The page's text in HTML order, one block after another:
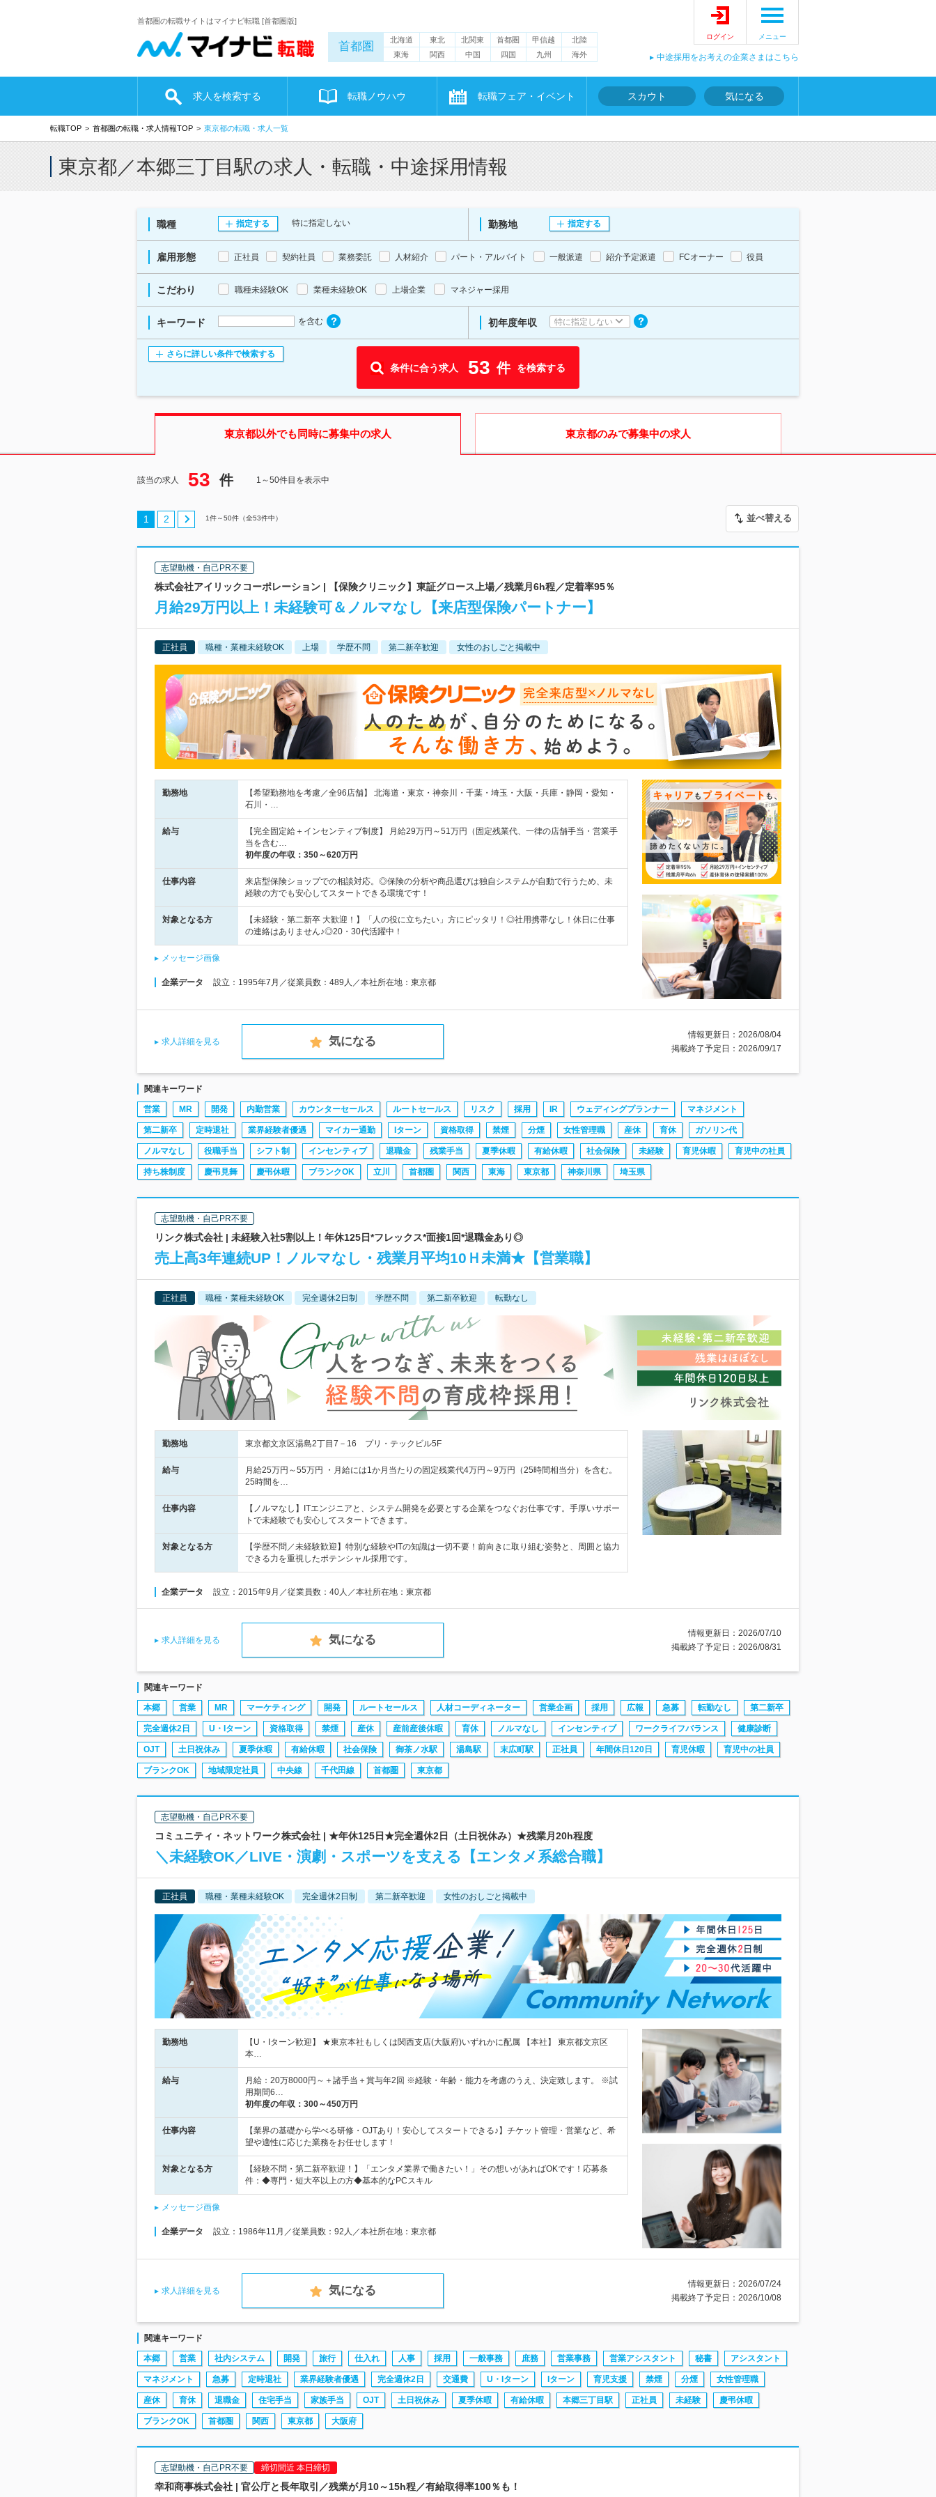
首都圏の転職サイトはマイナビ転職 [首都圏版]
首都圏 北海道 東北 北関東 首都圏 甲信越
北陸
東海
関西 中国 四国 九州 海外
ログイン メニュー
中途採用をお考えの企業さまはこちら
求人を検索する 転職ノウハウ 転職フェア・イベント スカウト 気になる
転職TOP 首都圏の転職・求人情報TOP 東京都の転職・求人一覧
東京都／本郷三丁目駅の求人・転職・中途採用情報
職種 指定する 特に指定しない 勤務地 指定する
雇用形態 正社員 契約社員 業務委託 人材紹介 パート・アルバイト 一般派遣 紹介予定派遣 FCオーナー 役員
こだわり 職種未経験OK 業種未経験OK 上場企業 マネジャー採用
キーワード を含む 初年度年収 特に指定しない
さらに詳しい条件で検索する
条件に合う求人 53 件 を検索する
東京都以外でも同時に募集中の求人 東京都のみで募集中の求人
該当の求人 53 件 1～50件目を表示中
1 2 1件～50件（全53件中） 並べ替える
志望動機・自己PR不要
株式会社アイリックコーポレーション | 【保険クリニック】東証グロース上場／残業月6h程／定着率95％
月給29万円以上！未経験可＆ノルマなし【来店型保険パートナー】
正社員 職種・業種未経験OK 上場 学歴不問 第二新卒歓迎 女性のおしごと掲載中
勤務地
【希望勤務地を考慮／全96店舗】 北海道・東京・神奈川・千葉・埼玉・大阪・兵庫・静岡・愛知・
石川・…
給与
【完全固定給＋インセンティブ制度】 月給29万円～51万円（固定残業代、一律の店舗手当・営業手
当を含む…
初年度の年収： 350～620万円
仕事内容
来店型保険ショップでの相談対応。◎保険の分析や商品選びは独自システムが自動で行うため、未
経験の方でも安心してスタートできる環境です！
対象となる方
【未経験・第二新卒 大歓迎！】「人の役に立ちたい」方にピッタリ！◎社用携帯なし！休日に仕事
の連絡はありません♪◎20・30代活躍中！
メッセージ画像
企業データ 設立：1995年7月／従業員数：489人／本社所在地：東京都
求人詳細を見る 気になる
情報更新日：2026/08/04
掲載終了予定日：2026/09/17
関連キーワード
営業 MR 開発 内勤営業 カウンターセールス ルートセールス リスク 採用 IR ウェディングプランナー マネジメント
第二新卒 定時退社 業界経験者優遇 マイカー通勤 Iターン 資格取得 禁煙 分煙 女性管理職 産休 育休 ガソリン代
ノルマなし 役職手当 シフト制 インセンティブ 退職金 残業手当 夏季休暇 有給休暇 社会保険 未経験 育児休暇 育児中の社員
持ち株制度 慶弔見舞 慶弔休暇 ブランクOK 立川 首都圏 関西 東海 東京都 神奈川県 埼玉県
志望動機・自己PR不要
リンク株式会社 | 未経験入社5割以上！年休125日*フレックス*面接1回*退職金あり◎
売上高3年連続UP！ノルマなし・残業月平均10Ｈ未満★【営業職】
正社員 職種・業種未経験OK 完全週休2日制 学歴不問 第二新卒歓迎 転勤なし
勤務地 東京都文京区湯島2丁目7－16 プリ・テックビル5F
給与
月給25万円～55万円 ・月給には1か月当たりの固定残業代4万円～9万円（25時間相当分）を含む。
25時間を…
仕事内容
【ノルマなし】ITエンジニアと、システム開発を必要とする企業をつなぐお仕事です。手厚いサポー
トで未経験でも安心してスタートできます。
対象となる方
【学歴不問／未経験歓迎】特別な経験やITの知識は一切不要！前向きに取り組む姿勢と、周囲と協力
できる力を重視したポテンシャル採用です。
企業データ 設立：2015年9月／従業員数：40人／本社所在地：東京都
求人詳細を見る 気になる
情報更新日：2026/07/10
掲載終了予定日：2026/08/31
関連キーワード
本郷 営業 MR マーケティング 開発 ルートセールス 人材コーディネーター 営業企画 採用 広報 急募 転勤なし 第二新卒
完全週休2日 U・Iターン 資格取得 禁煙 産休 産前産後休暇 育休 ノルマなし インセンティブ ワークライフバランス 健康診断
OJT 土日祝休み 夏季休暇 有給休暇 社会保険 御茶ノ水駅 湯島駅 末広町駅 正社員 年間休日120日 育児休暇 育児中の社員
ブランクOK 地域限定社員 中央線 千代田線 首都圏 東京都
志望動機・自己PR不要
コミュニティ・ネットワーク株式会社 | ★年休125日★完全週休2日（土日祝休み）★残業月20h程度
＼未経験OK／LIVE・演劇・スポーツを支える【エンタメ系総合職】
正社員 職種・業種未経験OK 完全週休2日制 第二新卒歓迎 女性のおしごと掲載中
勤務地
【U・Iターン歓迎】 ★東京本社もしくは関西支店(大阪府)いずれかに配属 【本社】 東京都文京区
本…
給与
月給：20万8000円～＋諸手当＋賞与年2回 ※経験・年齢・能力を考慮のうえ、決定致します。 ※試
用期間6…
初年度の年収： 300～450万円
仕事内容
【業界の基礎から学べる研修・OJTあり！安心してスタートできる♪】チケット管理・営業など、希
望や適性に応じた業務をお任せします！
対象となる方
【経験不問・第二新卒歓迎！】「エンタメ業界で働きたい！」その想いがあればOKです！応募条
件：◆専門・短大卒以上の方◆基本的なPCスキル
メッセージ画像
企業データ 設立：1986年11月／従業員数：92人／本社所在地：東京都
求人詳細を見る 気になる
情報更新日：2026/07/24
掲載終了予定日：2026/10/08
関連キーワード
本郷 営業 社内システム 開発 旅行 仕入れ 人事 採用 一般事務 庶務 営業事務 営業アシスタント 秘書 アシスタント
マネジメント 急募 定時退社 業界経験者優遇 完全週休2日 交通費 U・Iターン Iターン 育児支援 禁煙 分煙 女性管理職
産休 育休 退職金 住宅手当 家族手当 OJT 土日祝休み 夏季休暇 有給休暇 本郷三丁目駅 正社員 未経験 慶弔休暇
ブランクOK 首都圏 関西 東京都 大阪府
志望動機・自己PR不要 締切間近 本日締切
幸和商事株式会社 | 官公庁と長年取引／残業が月10～15h程／有給取得率100％も！